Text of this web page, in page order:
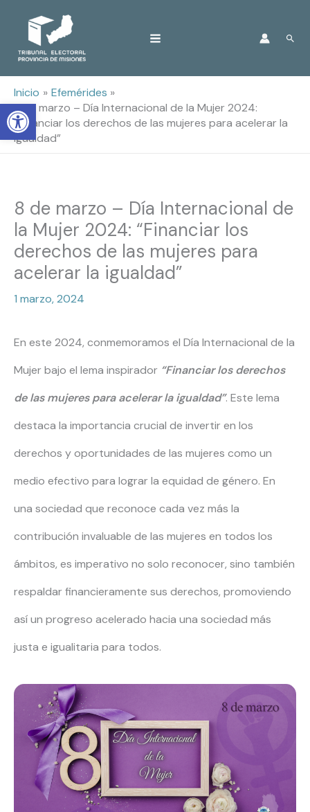
Open toolbar
Inicio
Efemérides
8 de marzo – Día Internacional de la Mujer 2024:
“Financiar los derechos de las mujeres para acelerar la
igualdad”
8 de marzo – Día Internacional de
la Mujer 2024: “Financiar los
derechos de las mujeres para
acelerar la igualdad”
1 marzo, 2024
En este 2024, conmemoramos el Día Internacional de la
Mujer bajo el lema inspirador “Financiar los derechos
de las mujeres para acelerar la igualdad”. Este lema
destaca la importancia crucial de invertir en los
derechos y oportunidades de las mujeres como un
medio efectivo para lograr la equidad de género. En
una sociedad que reconoce cada vez más la
contribución invaluable de las mujeres en todos los
ámbitos, es imperativo no solo reconocer, sino también
respaldar financieramente sus derechos, promoviendo
así un progreso acelerado hacia una sociedad más
justa e igualitaria para todos.